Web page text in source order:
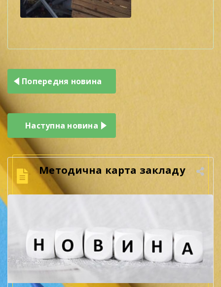
Навігація
записів
Попередня новина
Наступна новина
Методична карта закладу